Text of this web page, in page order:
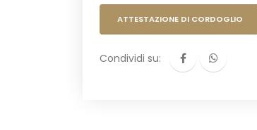
ATTESTAZIONE DI CORDOGLIO
Condividi su: